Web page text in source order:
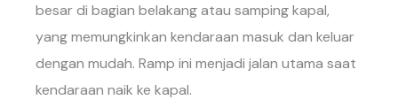
besar di bagian belakang atau samping kapal,
yang memungkinkan kendaraan masuk dan keluar
dengan mudah. Ramp ini menjadi jalan utama saat
kendaraan naik ke kapal.